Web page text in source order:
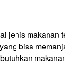
jenis makanan
bisa